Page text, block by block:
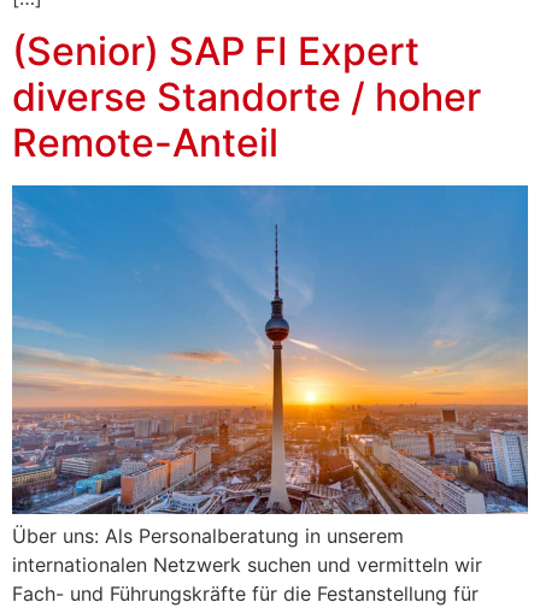
(Senior) SAP FI Expert
diverse Standorte / hoher
Remote-Anteil
Über uns: Als Personalberatung in unserem
internationalen Netzwerk suchen und vermitteln wir
Fach- und Führungskräfte für die Festanstellung für